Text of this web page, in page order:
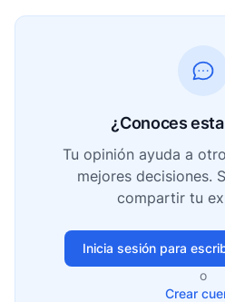
¿Conoces
Tu opinión ayuda a
mejores decisiones.
compartir tu
Inicia sesión para
o
Crear